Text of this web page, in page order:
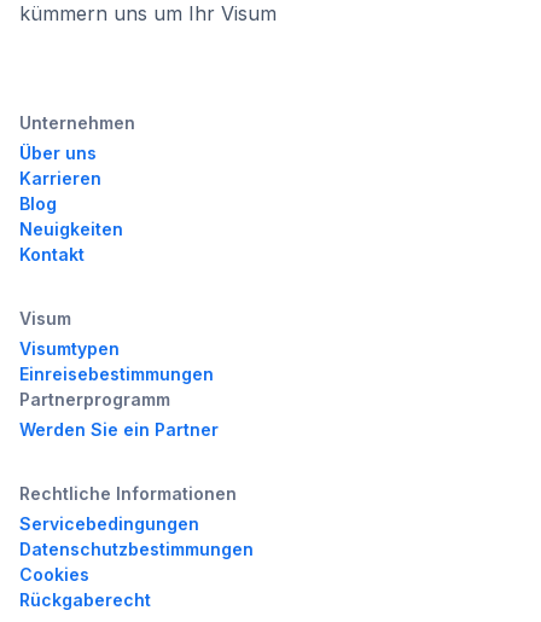
kümmern uns um Ihr Visum
Unternehmen
Über uns
Karrieren
Blog
Neuigkeiten
Kontakt
Visum
Visumtypen
Einreisebestimmungen
Partnerprogramm
Werden Sie ein Partner
Rechtliche Informationen
Servicebedingungen
Datenschutzbestimmungen
Cookies
Rückgaberecht